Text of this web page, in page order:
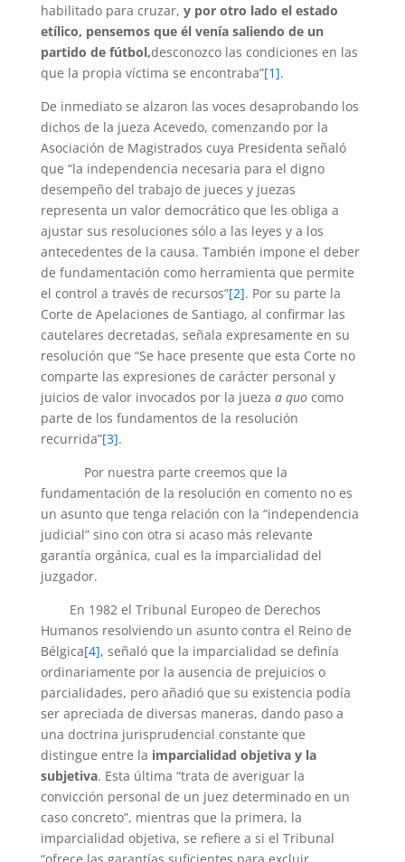
habilitado para cruzar, y por otro lado el estado
etílico, pensemos que él venía saliendo de un
partido de fútbol,desconozco las condiciones en las
que la propia víctima se encontraba”[1].
De inmediato se alzaron las voces desaprobando los
dichos de la jueza Acevedo, comenzando por la
Asociación de Magistrados cuya Presidenta señaló
que “la independencia necesaria para el digno
desempeño del trabajo de jueces y juezas
representa un valor democrático que les obliga a
ajustar sus resoluciones sólo a las leyes y a los
antecedentes de la causa. También impone el deber
de fundamentación como herramienta que permite
el control a través de recursos”[2]. Por su parte la
Corte de Apelaciones de Santiago, al confirmar las
cautelares decretadas, señala expresamente en su
resolución que “Se hace presente que esta Corte no
comparte las expresiones de carácter personal y
juicios de valor invocados por la jueza a quocomo
parte de los fundamentos de la resolución
recurrida”[3].
Por nuestra parte creemos que la
fundamentación de la resolución en comento no es
un asunto que tenga relación con la “independencia
judicial” sino con otra si acaso más relevante
garantía orgánica, cual es la imparcialidad del
juzgador.
En 1982 el Tribunal Europeo de Derechos
Humanos resolviendo un asunto contra el Reino de
Bélgica[4], señaló que la imparcialidad se definía
ordinariamente por la ausencia de prejuicios o
parcialidades, pero añadió que su existencia podía
ser apreciada de diversas maneras, dando paso a
una doctrina jurisprudencial constante que
distingue entre la imparcialidad objetiva y la
subjetiva. Esta última “trata de averiguar la
convicción personal de un juez determinado en un
caso concreto”, mientras que la primera, la
imparcialidad objetiva, se refiere a si el Tribunal